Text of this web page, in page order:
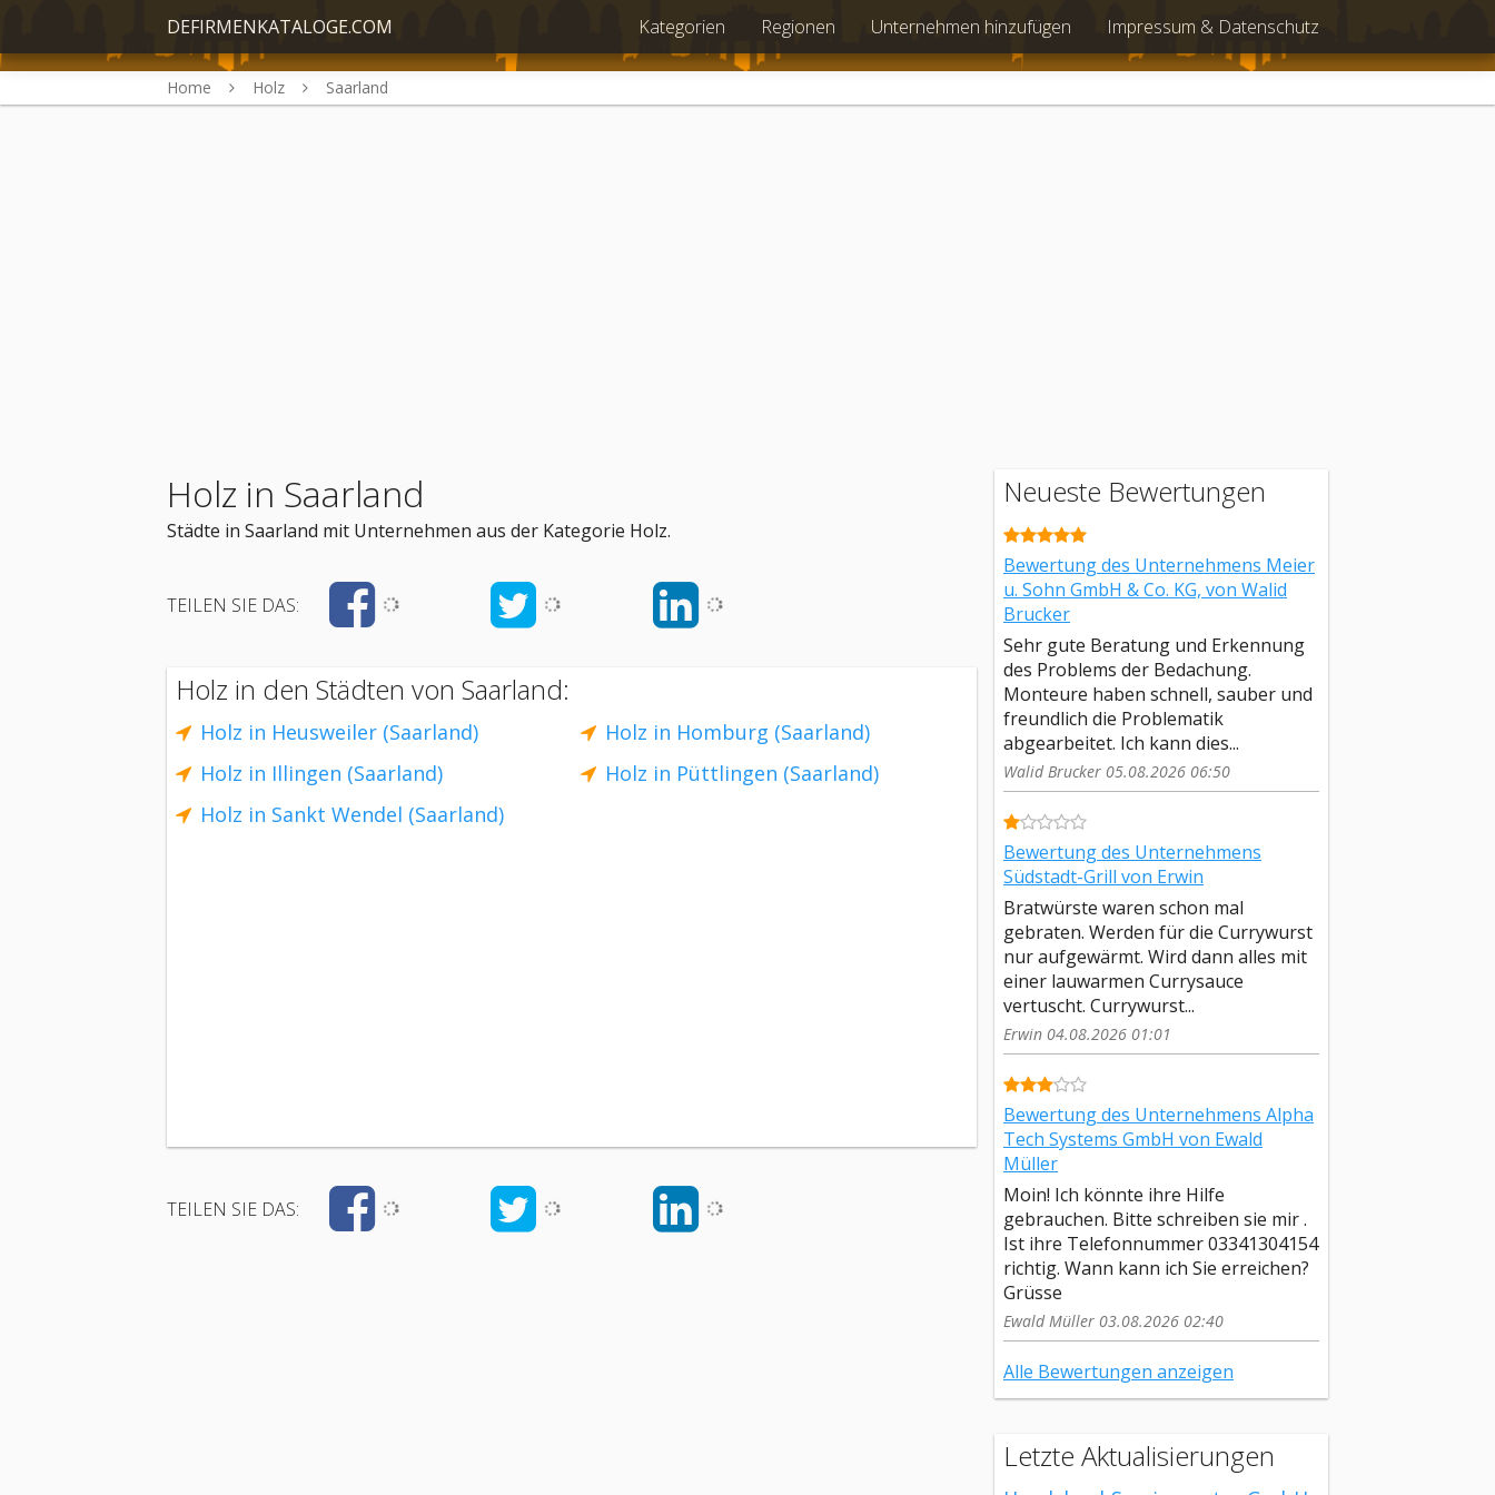
DEFIRMENKATALOGE.COM Kategorien Regionen Unternehmen hinzufügen Impressum & Datenschutz
Home Holz Saarland
Holz in Saarland
Städte in Saarland mit Unternehmen aus der Kategorie Holz.
TEILEN SIE DAS:
Holz in den Städten von Saarland:
Holz in Heusweiler (Saarland)
Holz in Homburg (Saarland)
Holz in Illingen (Saarland)
Holz in Püttlingen (Saarland)
Holz in Sankt Wendel (Saarland)
TEILEN SIE DAS:
Neueste Bewertungen
Bewertung des Unternehmens Meier
u. Sohn GmbH & Co. KG, von Walid
Brucker
Sehr gute Beratung und Erkennung
des Problems der Bedachung.
Monteure haben schnell, sauber und
freundlich die Problematik
abgearbeitet. Ich kann dies...
Walid Brucker 05.08.2026 06:50
Bewertung des Unternehmens
Südstadt-Grill von Erwin
Bratwürste waren schon mal
gebraten. Werden für die Currywurst
nur aufgewärmt. Wird dann alles mit
einer lauwarmen Currysauce
vertuscht. Currywurst...
Erwin 04.08.2026 01:01
Bewertung des Unternehmens Alpha
Tech Systems GmbH von Ewald
Müller
Moin! Ich könnte ihre Hilfe
gebrauchen. Bitte schreiben sie mir .
Ist ihre Telefonnummer 03341304154
richtig. Wann kann ich Sie erreichen?
Grüsse
Ewald Müller 03.08.2026 02:40
Alle Bewertungen anzeigen
Letzte Aktualisierungen